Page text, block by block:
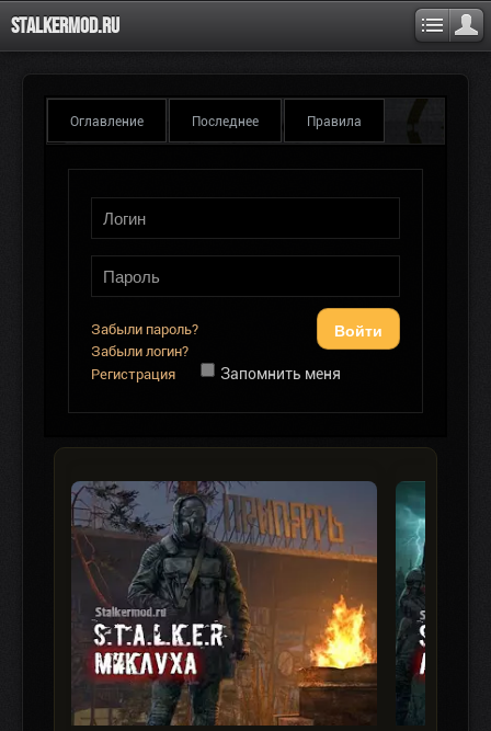
Stalkermod.ru
Оглавление Последнее Правила
Войти
Забыли пароль?
Забыли логин?
Регистрация
Запомнить меня